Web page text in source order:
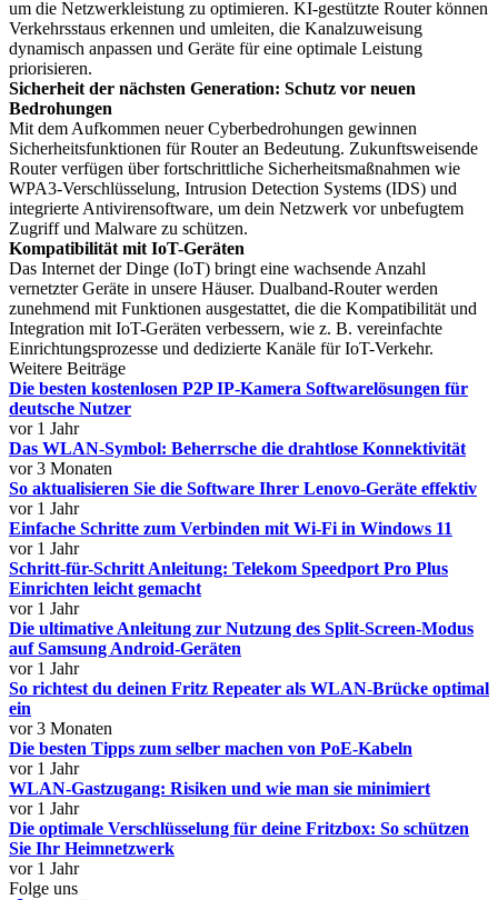
um die Netzwerkleistung zu optimieren. KI-gestützte Router können
Verkehrsstaus erkennen und umleiten, die Kanalzuweisung
dynamisch anpassen und Geräte für eine optimale Leistung
priorisieren.
Sicherheit der nächsten Generation: Schutz vor neuen
Bedrohungen
Mit dem Aufkommen neuer Cyberbedrohungen gewinnen
Sicherheitsfunktionen für Router an Bedeutung. Zukunftsweisende
Router verfügen über fortschrittliche Sicherheitsmaßnahmen wie
WPA3-Verschlüsselung, Intrusion Detection Systems (IDS) und
integrierte Antivirensoftware, um dein Netzwerk vor unbefugtem
Zugriff und Malware zu schützen.
Kompatibilität mit IoT-Geräten
Das Internet der Dinge (IoT) bringt eine wachsende Anzahl
vernetzter Geräte in unsere Häuser. Dualband-Router werden
zunehmend mit Funktionen ausgestattet, die die Kompatibilität und
Integration mit IoT-Geräten verbessern, wie z. B. vereinfachte
Einrichtungsprozesse und dedizierte Kanäle für IoT-Verkehr.
Weitere Beiträge
Die besten kostenlosen P2P IP-Kamera Softwarelösungen für
deutsche Nutzer
vor 1 Jahr
Das WLAN-Symbol: Beherrsche die drahtlose Konnektivität
vor 3 Monaten
So aktualisieren Sie die Software Ihrer Lenovo-Geräte effektiv
vor 1 Jahr
Einfache Schritte zum Verbinden mit Wi-Fi in Windows 11
vor 1 Jahr
Schritt-für-Schritt Anleitung: Telekom Speedport Pro Plus
Einrichten leicht gemacht
vor 1 Jahr
Die ultimative Anleitung zur Nutzung des Split-Screen-Modus
auf Samsung Android-Geräten
vor 1 Jahr
So richtest du deinen Fritz Repeater als WLAN-Brücke optimal
ein
vor 3 Monaten
Die besten Tipps zum selber machen von PoE-Kabeln
vor 1 Jahr
WLAN-Gastzugang: Risiken und wie man sie minimiert
vor 1 Jahr
Die optimale Verschlüsselung für deine Fritzbox: So schützen
Sie Ihr Heimnetzwerk
vor 1 Jahr
Folge uns